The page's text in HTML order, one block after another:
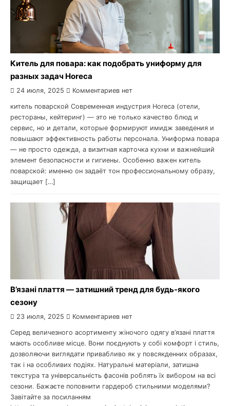
Китель для повара: как подобрать униформу для
разных задач Horeca
24 июля, 2025 Комментариев нет
китель поварской Современная индустрия Horeca (отели,
рестораны, кейтеринг) — это не только качество блюд и
сервис, но и детали, которые формируют имидж заведения и
повышают эффективность работы персонала. Униформа повара
— не просто одежда, а визитная карточка кухни и важнейший
элемент безопасности и гигиены. Особенно важен китель
поварской: именно он задаёт тон профессиональному образу,
защищает […]
В’язані плаття — затишний тренд для будь-якого
сезону
23 июля, 2025 Комментариев нет
Серед величезного асортименту жіночого одягу в’язані плаття
мають особливе місце. Вони поєднують у собі комфорт і стиль,
дозволяючи виглядати привабливо як у повсякденних образах,
так і на особливих подіях. Натуральні матеріали, затишна
текстура та універсальність фасонів роблять їх вибором на всі
сезони. Бажаєте поповнити гардероб стильними моделями?
Завітайте за посиланням